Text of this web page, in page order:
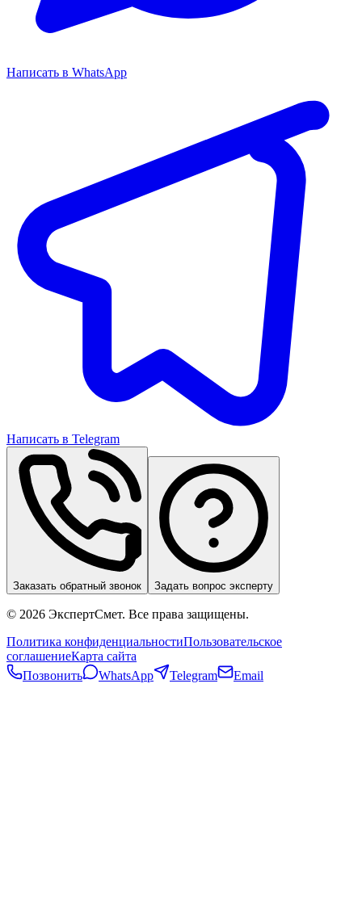
Написать в WhatsApp
Написать в Telegram
Заказать обратный звонок Задать вопрос эксперту
© 2026 ЭкспертСмет. Все права защищены.
Политика конфиденциальностиПользовательское
соглашениеКарта сайта
Позвонить
WhatsApp Telegram Email